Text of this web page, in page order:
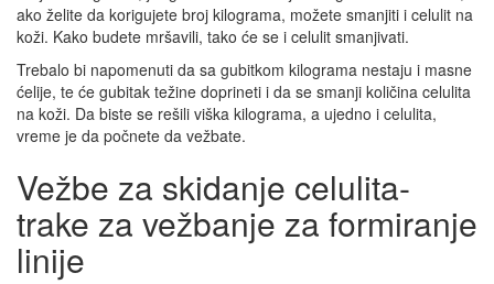
ako želite da korigujete broj kilograma, možete smanjiti i celulit na
koži. Kako budete mršavili, tako će se i celulit smanjivati.
Trebalo bi napomenuti da sa gubitkom kilograma nestaju i masne
ćelije, te će gubitak težine doprineti i da se smanji količina celulita
na koži. Da biste se rešili viška kilograma, a ujedno i celulita,
vreme je da počnete da vežbate.
Vežbe za skidanje celulita-
trake za vežbanje za formiranje
linije